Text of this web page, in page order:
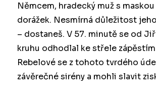
Němcem, hradecký muž s
dorážek. Nesmírná důležitost
– dostaneš. V 57. minutě se od
kruhu odhodlal ke střele
Rebelové se z tohoto tvrdého
závěrečné sirény a mohli slavit